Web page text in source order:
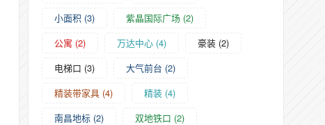
小面积 (3) 紫晶国际广场 (2)
公寓 (2) 万达中心 (4) 豪装 (2)
电梯口 (3) 大气前台 (2)
精装带家具 (4) 精装 (4)
南昌地标 (2) 双地铁口 (2)